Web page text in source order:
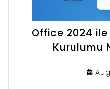
Office 2024
Kurulumu